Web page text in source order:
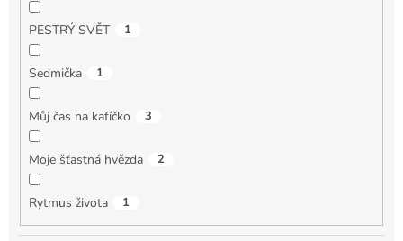
PESTRÝ SVĚT 1
Sedmička 1
Můj čas na kafíčko 3
Moje šťastná hvězda 2
Rytmus života 1